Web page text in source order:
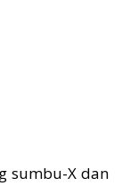
sumbu-X dan